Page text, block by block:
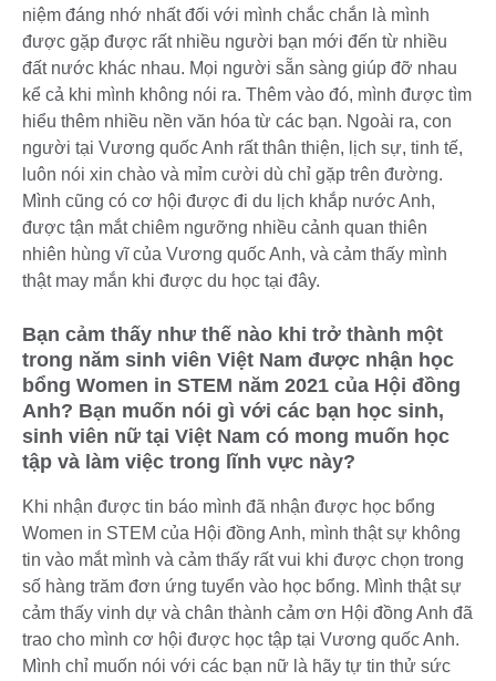
niệm đáng nhớ nhất đối với mình chắc chắn là mình
được gặp được rất nhiều người bạn mới đến từ nhiều
đất nước khác nhau. Mọi người sẵn sàng giúp đỡ nhau
kể cả khi mình không nói ra. Thêm vào đó, mình được tìm
hiểu thêm nhiều nền văn hóa từ các bạn. Ngoài ra, con
người tại Vương quốc Anh rất thân thiện, lịch sự, tinh tế,
luôn nói xin chào và mỉm cười dù chỉ gặp trên đường.
Mình cũng có cơ hội được đi du lịch khắp nước Anh,
được tận mắt chiêm ngưỡng nhiều cảnh quan thiên
nhiên hùng vĩ của Vương quốc Anh, và cảm thấy mình
thật may mắn khi được du học tại đây.
Bạn cảm thấy như thế nào khi trở thành một
trong năm sinh viên Việt Nam được nhận học
bổng Women in STEM năm 2021 của Hội đồng
Anh? Bạn muốn nói gì với các bạn học sinh,
sinh viên nữ tại Việt Nam có mong muốn học
tập và làm việc trong lĩnh vực này?
Khi nhận được tin báo mình đã nhận được học bổng
Women in STEM của Hội đồng Anh, mình thật sự không
tin vào mắt mình và cảm thấy rất vui khi được chọn trong
số hàng trăm đơn ứng tuyển vào học bổng. Mình thật sự
cảm thấy vinh dự và chân thành cảm ơn Hội đồng Anh đã
trao cho mình cơ hội được học tập tại Vương quốc Anh.
Mình chỉ muốn nói với các bạn nữ là hãy tự tin thử sức